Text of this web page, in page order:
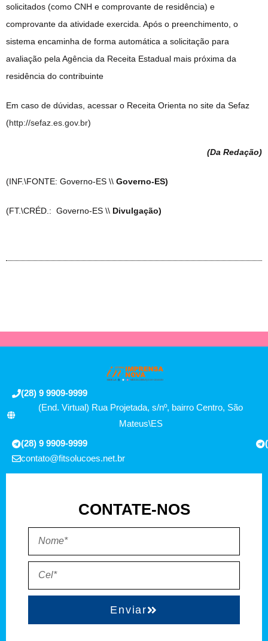
solicitados (como CNH e comprovante de residência) e
comprovante da atividade exercida. Após o preenchimento, o
sistema encaminha de forma automática a solicitação para
avaliação pela Agência da Receita Estadual mais próxima da
residência do contribuinte
Em caso de dúvidas, acessar o Receita Orienta no site da Sefaz
(http://sefaz.es.gov.br)
(Da Redação)
(INF.\FONTE: Governo-ES \\ Governo-ES)
(FT.\CRÉD.: Governo-ES \\ Divulgação)
(28) 9 9909-9999
(End. Virtual) Rua Projetada, s/nº, bairro Centro, São
Mateus\ES
(28) 9 9909-9999
contato@fitsolucoes.net.br
CONTATE-NOS
Enviar